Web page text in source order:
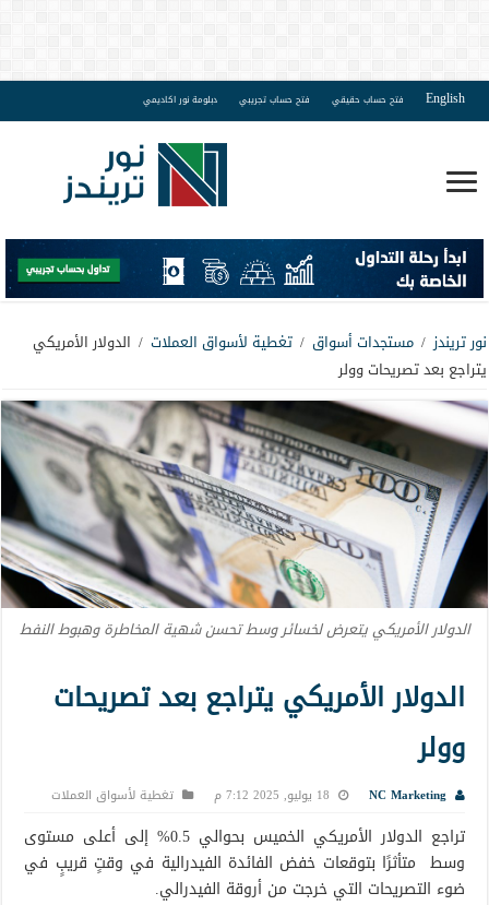
English فتح حساب حقيقي فتح حساب تجريبي دبلومة نور اكاديمي
نور تريندز / مستجدات أسواق / تغطية لأسواق العملات / الدولار الأمريكي
يتراجع بعد تصريحات وولر
الدولار الأمريكي يتعرض لخسائر وسط تحسن شهية المخاطرة وهبوط النفط
الدولار الأمريكي يتراجع بعد تصريحات
وولر
NC Marketing 18 يوليو, 2025 7:12 م تغطية لأسواق العملات
تراجع الدولار الأمريكي الخميس بحوالي 0.5% إلى أعلى مستوى
وسط متأثرًا بتوقعات خفض الفائدة الفيدرالية في وقتٍ قريبٍ في
ضوء التصريحات التي خرجت من أروقة الفيدرالي.